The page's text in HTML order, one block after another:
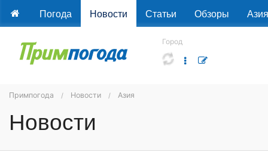
Погода Новости Статьи Обзоры Азия
Город
Примпогода Новости Азия
Новости